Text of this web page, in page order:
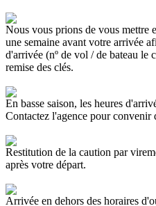
Nous vous prions de vous mettre
une semaine avant votre arrivée
d'arrivée (nº de vol / de bateau le
remise des clés.
En basse saison, les heures
Contactez l'agence pour convenir
Restitution de la caution par
après votre départ.
Arrivée en dehors des horaires